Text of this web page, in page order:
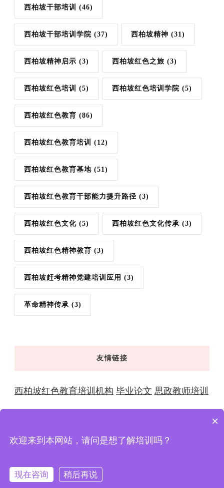
西柏坡干部培训 (46)
西柏坡干部培训学院 (37) 西柏坡精神 (31)
西柏坡精神启示 (3) 西柏坡红色之旅 (3)
西柏坡红色培训 (5) 西柏坡红色培训学院 (5)
西柏坡红色教育 (86)
西柏坡红色教育培训 (12)
西柏坡红色教育基地 (51)
西柏坡红色教育干部能力提升路径 (3)
西柏坡红色文化 (5) 西柏坡红色文化传承 (3)
西柏坡红色精神教育 (3)
西柏坡赶考精神党建培训应用 (3)
革命精神传承 (3)
友情链接
西柏坡红色教育培训机构 毕业论文 思政教师培训
© 版权2026年西柏坡红色教育 | 干部培训学院-全国党性
Powered by
×
欢迎来到本网站，请问是想了解培训吗？
现在咨询
稍后再说
在线咨询